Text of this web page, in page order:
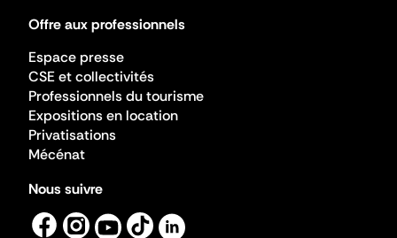
Offre aux professionnels
Espace presse
CSE et collectivités
Professionnels du tourisme
Expositions en location
Privatisations
Mécénat
Nous suivre